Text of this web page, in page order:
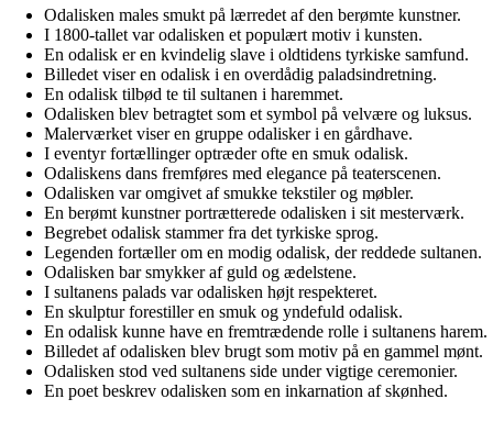
Odalisken males smukt på lærredet af den berømte kunstner.
I 1800-tallet var odalisken et populært motiv i kunsten.
En odalisk er en kvindelig slave i oldtidens tyrkiske samfund.
Billedet viser en odalisk i en overdådig paladsindretning.
En odalisk tilbød te til sultanen i haremmet.
Odalisken blev betragtet som et symbol på velvære og luksus.
Malerværket viser en gruppe odalisker i en gårdhave.
I eventyr fortællinger optræder ofte en smuk odalisk.
Odaliskens dans fremføres med elegance på teaterscenen.
Odalisken var omgivet af smukke tekstiler og møbler.
En berømt kunstner portrætterede odalisken i sit mesterværk.
Begrebet odalisk stammer fra det tyrkiske sprog.
Legenden fortæller om en modig odalisk, der reddede sultanen.
Odalisken bar smykker af guld og ædelstene.
I sultanens palads var odalisken højt respekteret.
En skulptur forestiller en smuk og yndefuld odalisk.
En odalisk kunne have en fremtrædende rolle i sultanens harem.
Billedet af odalisken blev brugt som motiv på en gammel mønt.
Odalisken stod ved sultanens side under vigtige ceremonier.
En poet beskrev odalisken som en inkarnation af skønhed.